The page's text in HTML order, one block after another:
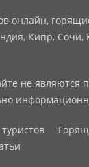
онлайн,
Кипр,
не являются